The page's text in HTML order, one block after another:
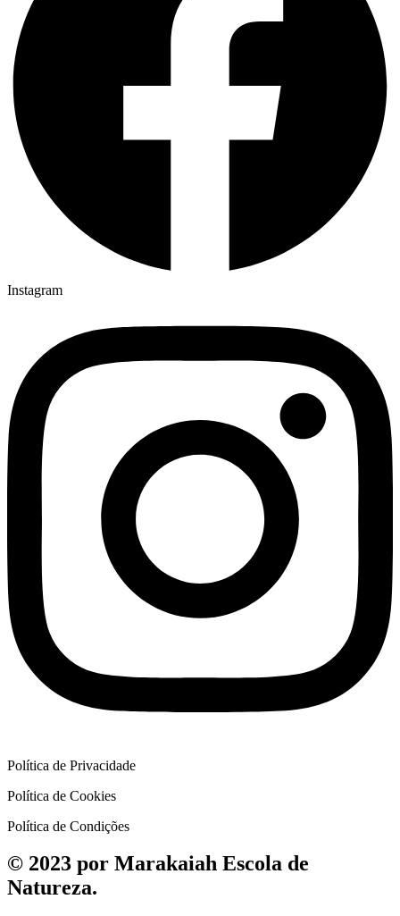
Instagram
Política de Privacidade
Política de Cookies
Política de Condições
© 2023 por Marakaiah Escola de
Natureza.